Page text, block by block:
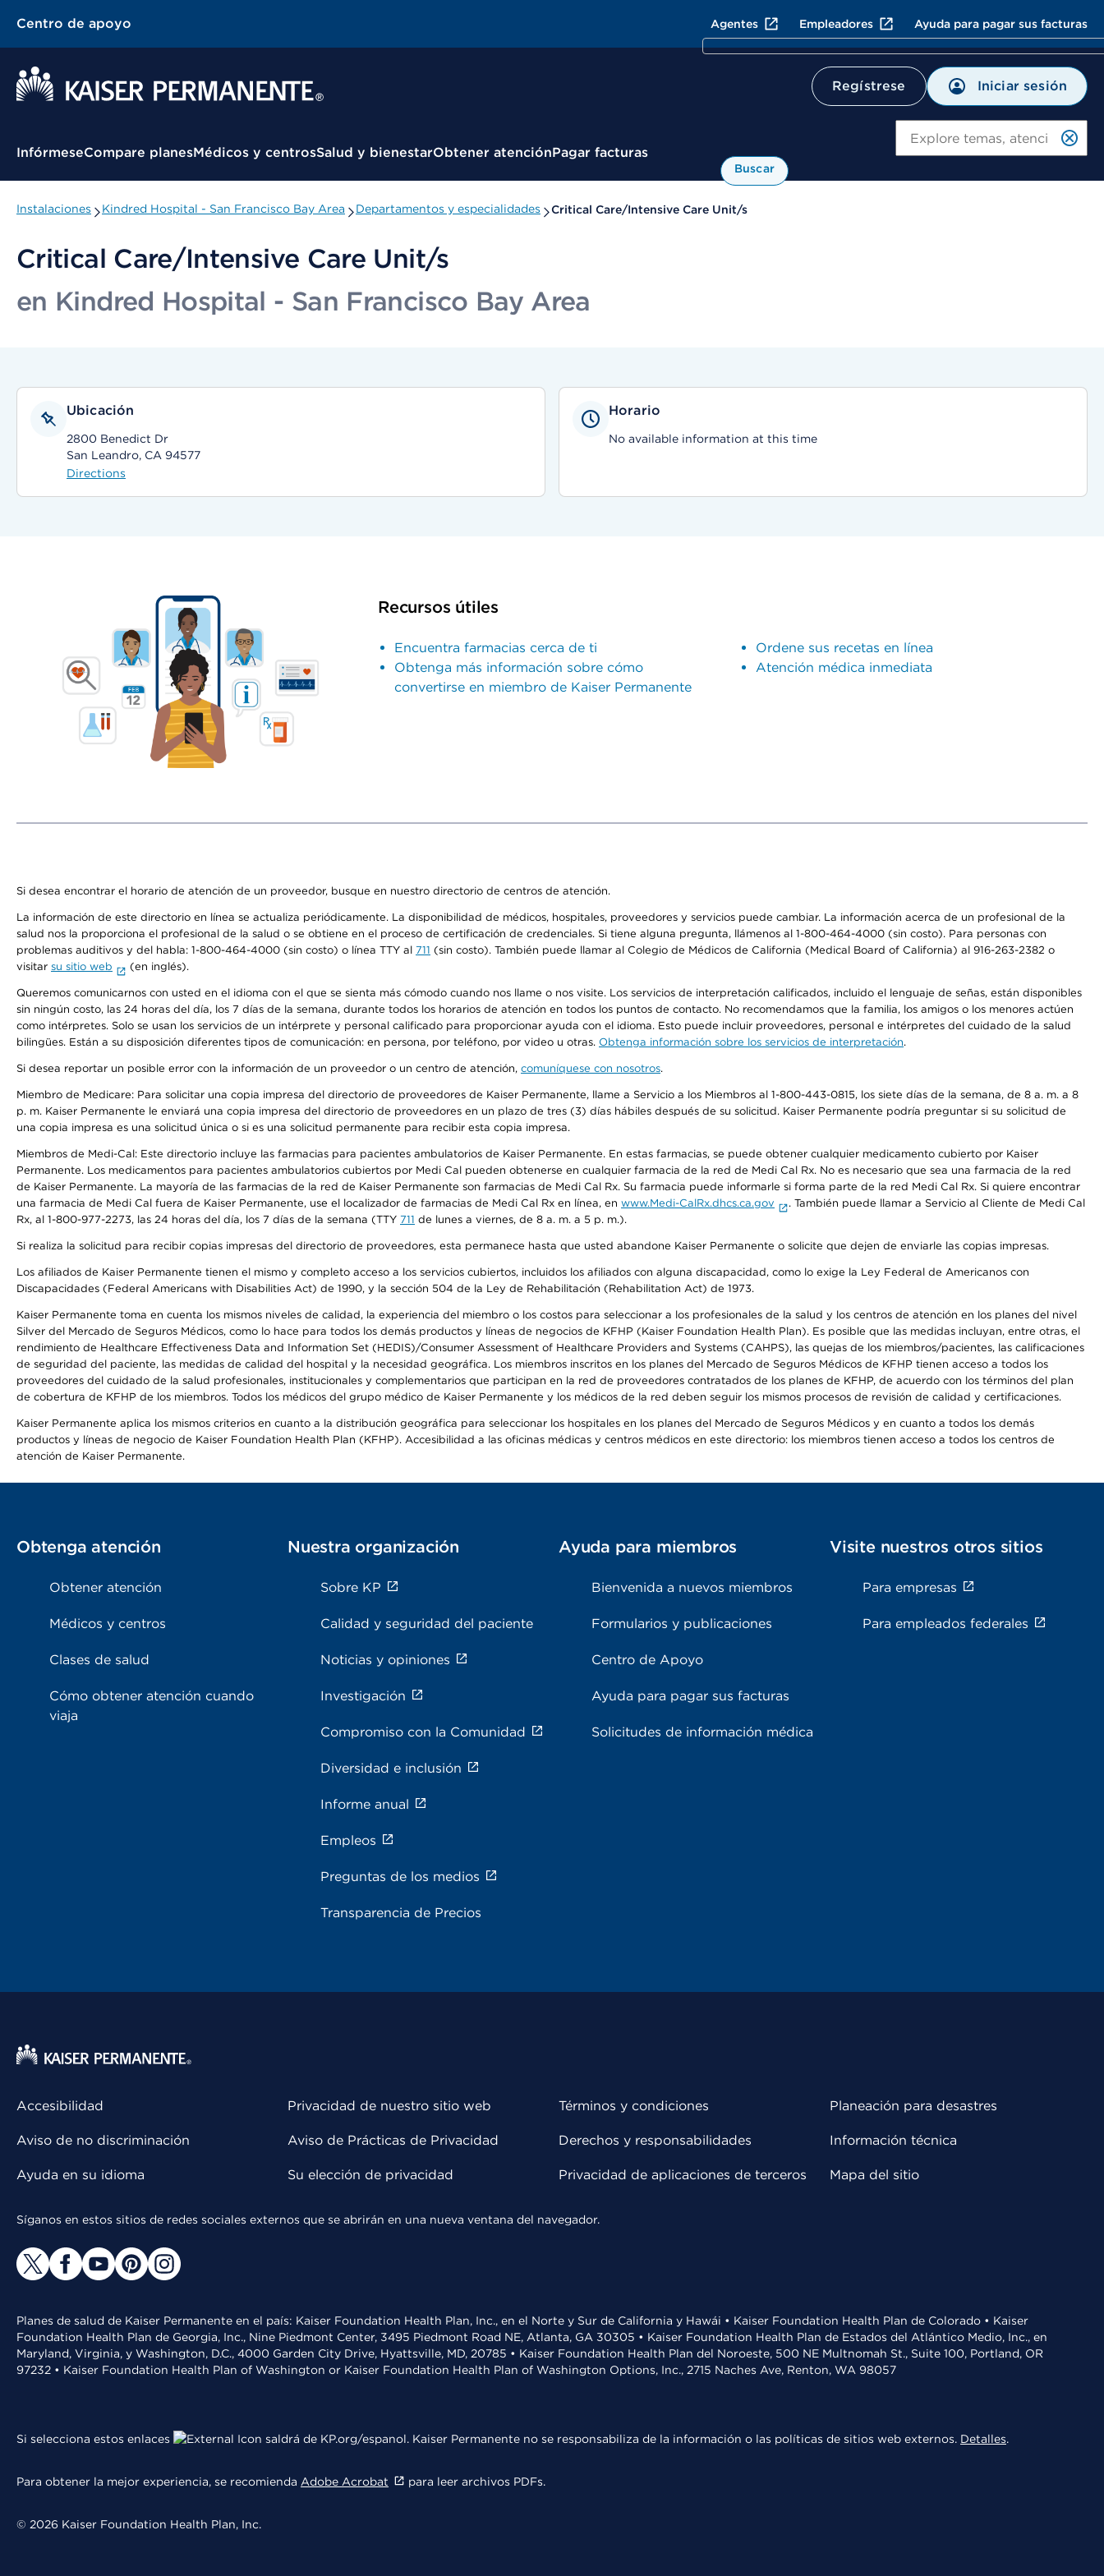
Centro de apoyo Agentes Empleadores Ayuda para pagar sus facturas
Regístrese Iniciar sesión
Menú contextual
InfórmeseCompare planesMédicos y centrosSalud y bienestarObtener atenciónPagar facturas
Buscar
Instalaciones Kindred Hospital - San Francisco Bay Area Departamentos y especialidades Critical Care/Intensive Care Unit/s
Critical Care/Intensive Care Unit/s
en Kindred Hospital - San Francisco Bay Area
Ubicación
2800 Benedict Dr
San Leandro, CA 94577
Directions
Horario
No available information at this time
Recursos útiles
Encuentra farmacias cerca de ti
Obtenga más información sobre cómo
convertirse en miembro de Kaiser Permanente
Ordene sus recetas en línea
Atención médica inmediata
Si desea encontrar el horario de atención de un proveedor, busque en nuestro directorio de centros de atención.
La información de este directorio en línea se actualiza periódicamente. La disponibilidad de médicos, hospitales, proveedores y servicios puede cambiar. La información acerca de un profesional de la
salud nos la proporciona el profesional de la salud o se obtiene en el proceso de certificación de credenciales. Si tiene alguna pregunta, llámenos al 1-800-464-4000 (sin costo). Para personas con
problemas auditivos y del habla: 1-800-464-4000 (sin costo) o línea TTY al 711 (sin costo). También puede llamar al Colegio de Médicos de California (Medical Board of California) al 916-263-2382 o
visitar su sitio web (en inglés).
Queremos comunicarnos con usted en el idioma con el que se sienta más cómodo cuando nos llame o nos visite. Los servicios de interpretación calificados, incluido el lenguaje de señas, están disponibles
sin ningún costo, las 24 horas del día, los 7 días de la semana, durante todos los horarios de atención en todos los puntos de contacto. No recomendamos que la familia, los amigos o los menores actúen
como intérpretes. Solo se usan los servicios de un intérprete y personal calificado para proporcionar ayuda con el idioma. Esto puede incluir proveedores, personal e intérpretes del cuidado de la salud
bilingües. Están a su disposición diferentes tipos de comunicación: en persona, por teléfono, por video u otras. Obtenga información sobre los servicios de interpretación.
Si desea reportar un posible error con la información de un proveedor o un centro de atención, comuníquese con nosotros.
Miembro de Medicare: Para solicitar una copia impresa del directorio de proveedores de Kaiser Permanente, llame a Servicio a los Miembros al 1-800-443-0815, los siete días de la semana, de 8 a. m. a 8
p. m. Kaiser Permanente le enviará una copia impresa del directorio de proveedores en un plazo de tres (3) días hábiles después de su solicitud. Kaiser Permanente podría preguntar si su solicitud de
una copia impresa es una solicitud única o si es una solicitud permanente para recibir esta copia impresa.
Miembros de Medi-Cal: Este directorio incluye las farmacias para pacientes ambulatorios de Kaiser Permanente. En estas farmacias, se puede obtener cualquier medicamento cubierto por Kaiser
Permanente. Los medicamentos para pacientes ambulatorios cubiertos por Medi Cal pueden obtenerse en cualquier farmacia de la red de Medi Cal Rx. No es necesario que sea una farmacia de la red
de Kaiser Permanente. La mayoría de las farmacias de la red de Kaiser Permanente son farmacias de Medi Cal Rx. Su farmacia puede informarle si forma parte de la red Medi Cal Rx. Si quiere encontrar
una farmacia de Medi Cal fuera de Kaiser Permanente, use el localizador de farmacias de Medi Cal Rx en línea, en www.Medi-CalRx.dhcs.ca.gov
. También puede llamar a Servicio al Cliente de Medi Cal
Rx, al 1-800-977-2273, las 24 horas del día, los 7 días de la semana (TTY 711 de lunes a viernes, de 8 a. m. a 5 p. m.).
Si realiza la solicitud para recibir copias impresas del directorio de proveedores, esta permanece hasta que usted abandone Kaiser Permanente o solicite que dejen de enviarle las copias impresas.
Los afiliados de Kaiser Permanente tienen el mismo y completo acceso a los servicios cubiertos, incluidos los afiliados con alguna discapacidad, como lo exige la Ley Federal de Americanos con
Discapacidades (Federal Americans with Disabilities Act) de 1990, y la sección 504 de la Ley de Rehabilitación (Rehabilitation Act) de 1973.
Kaiser Permanente toma en cuenta los mismos niveles de calidad, la experiencia del miembro o los costos para seleccionar a los profesionales de la salud y los centros de atención en los planes del nivel
Silver del Mercado de Seguros Médicos, como lo hace para todos los demás productos y líneas de negocios de KFHP (Kaiser Foundation Health Plan). Es posible que las medidas incluyan, entre otras, el
rendimiento de Healthcare Effectiveness Data and Information Set (HEDIS)/Consumer Assessment of Healthcare Providers and Systems (CAHPS), las quejas de los miembros/pacientes, las calificaciones
de seguridad del paciente, las medidas de calidad del hospital y la necesidad geográfica. Los miembros inscritos en los planes del Mercado de Seguros Médicos de KFHP tienen acceso a todos los
proveedores del cuidado de la salud profesionales, institucionales y complementarios que participan en la red de proveedores contratados de los planes de KFHP, de acuerdo con los términos del plan
de cobertura de KFHP de los miembros. Todos los médicos del grupo médico de Kaiser Permanente y los médicos de la red deben seguir los mismos procesos de revisión de calidad y certificaciones.
Kaiser Permanente aplica los mismos criterios en cuanto a la distribución geográfica para seleccionar los hospitales en los planes del Mercado de Seguros Médicos y en cuanto a todos los demás
productos y líneas de negocio de Kaiser Foundation Health Plan (KFHP). Accesibilidad a las oficinas médicas y centros médicos en este directorio: los miembros tienen acceso a todos los centros de
atención de Kaiser Permanente.
Obtenga atención
Obtener atención
Médicos y centros
Clases de salud
Cómo obtener atención cuando
viaja
Nuestra organización
Sobre KP
Calidad y seguridad del paciente
Noticias y opiniones
Investigación
Compromiso con la Comunidad
Diversidad e inclusión
Informe anual
Empleos
Preguntas de los medios
Transparencia de Precios
Ayuda para miembros
Bienvenida a nuevos miembros
Formularios y publicaciones
Centro de Apoyo
Ayuda para pagar sus facturas
Solicitudes de información médica
Visite nuestros otros sitios
Para empresas
Para empleados federales
Accesibilidad
Aviso de no discriminación
Ayuda en su idioma
Privacidad de nuestro sitio web
Aviso de Prácticas de Privacidad
Su elección de privacidad
Términos y condiciones
Derechos y responsabilidades
Privacidad de aplicaciones de terceros
Planeación para desastres
Información técnica
Mapa del sitio
Síganos en estos sitios de redes sociales externos que se abrirán en una nueva ventana del navegador.
Planes de salud de Kaiser Permanente en el país: Kaiser Foundation Health Plan, Inc., en el Norte y Sur de California y Hawái • Kaiser Foundation Health Plan de Colorado • Kaiser
Foundation Health Plan de Georgia, Inc., Nine Piedmont Center, 3495 Piedmont Road NE, Atlanta, GA 30305 • Kaiser Foundation Health Plan de Estados del Atlántico Medio, Inc., en
Maryland, Virginia, y Washington, D.C., 4000 Garden City Drive, Hyattsville, MD, 20785 • Kaiser Foundation Health Plan del Noroeste, 500 NE Multnomah St., Suite 100, Portland, OR
97232 • Kaiser Foundation Health Plan of Washington or Kaiser Foundation Health Plan of Washington Options, Inc., 2715 Naches Ave, Renton, WA 98057
Si selecciona estos enlaces saldrá de KP.org/espanol. Kaiser Permanente no se responsabiliza de la información o las políticas de sitios web externos. Detalles.
Para obtener la mejor experiencia, se recomienda Adobe Acrobat para leer archivos PDFs.
© 2026 Kaiser Foundation Health Plan, Inc.